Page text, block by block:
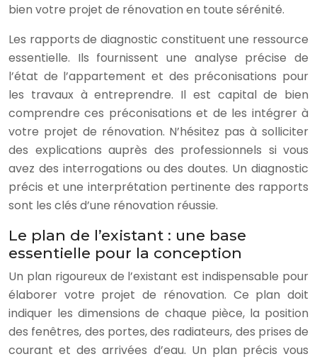
bien votre projet de rénovation en toute sérénité.
Les rapports de diagnostic constituent une ressource
essentielle. Ils fournissent une analyse précise de
l’état de l’appartement et des préconisations pour
les travaux à entreprendre. Il est capital de bien
comprendre ces préconisations et de les intégrer à
votre projet de rénovation. N’hésitez pas à solliciter
des explications auprès des professionnels si vous
avez des interrogations ou des doutes. Un diagnostic
précis et une interprétation pertinente des rapports
sont les clés d’une rénovation réussie.
Le plan de l’existant : une base
essentielle pour la conception
Un plan rigoureux de l’existant est indispensable pour
élaborer votre projet de rénovation. Ce plan doit
indiquer les dimensions de chaque pièce, la position
des fenêtres, des portes, des radiateurs, des prises de
courant et des arrivées d’eau. Un plan précis vous